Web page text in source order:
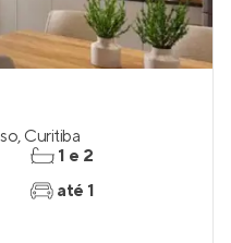
, Curitiba
1 e 2
até 1